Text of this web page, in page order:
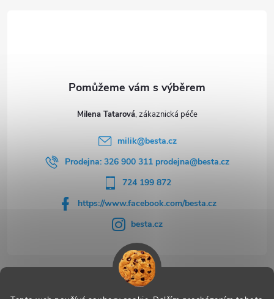
Milena Tatarová
milik@besta.cz
Prodejna: 326 900 311 prodejna@besta.cz
724 199 872
https://www.facebook.com/besta.cz
besta.cz
Užitečné odkazy